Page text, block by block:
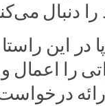
دنبال
در این
را